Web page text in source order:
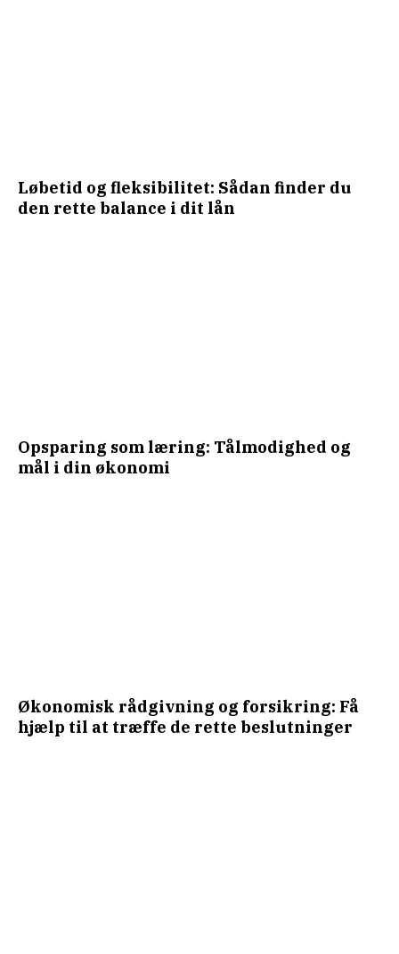
Løbetid og fleksibilitet: Sådan finder du
den rette balance i dit lån
Opsparing som læring: Tålmodighed og
mål i din økonomi
Økonomisk rådgivning og forsikring: Få
hjælp til at træffe de rette beslutninger